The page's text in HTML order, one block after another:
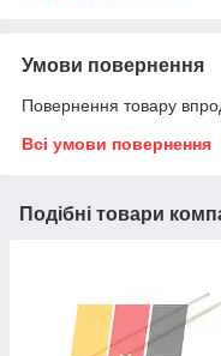
Умови повернення
Повернення товару
Всі умови повернення
Подібні товари